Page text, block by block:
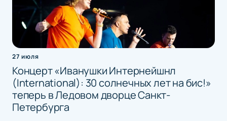
27 июля
Концерт «Иванушки Интернейшнл
(International): 30 солнечных лет на бис!»
теперь в Ледовом дворце Санкт-
Петербурга